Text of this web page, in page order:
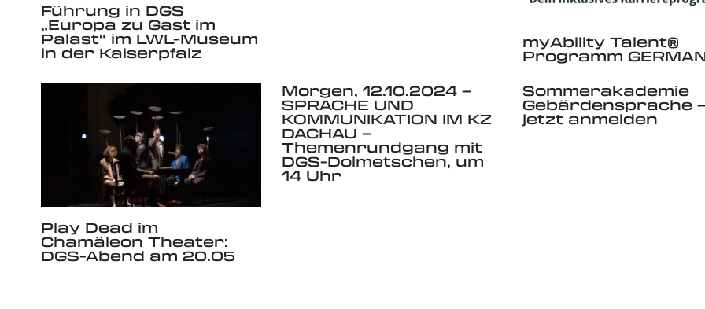
Führung in DGS
„Europa zu Gast im
Palast“ im LWL-Museum
in der Kaiserpfalz
myAbility Talent®
Programm
Play Dead im
Chamäleon Theater:
DGS-Abend am 20.05
Morgen, 12.10.2024 –
SPRACHE UND
KOMMUNIKATION IM KZ
DACHAU –
Themenrundgang mit
DGS-Dolmetschen, um
14 Uhr
Sommerakademie
Gebärdensprache
jetzt anmelden